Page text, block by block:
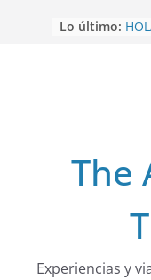
Lo último:
EL
The
Experiencias y